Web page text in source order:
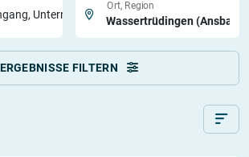
Unternehmen
Ort, Region
ERGEBNISSE FILTERN